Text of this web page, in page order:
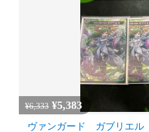
¥6,333 ¥5,383
ヴァンガード ガブリエル